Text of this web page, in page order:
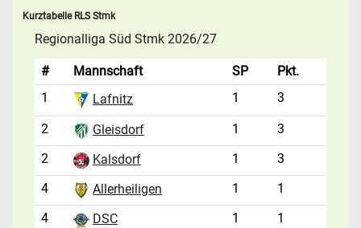
Kurztabelle RLS Stmk
Regionalliga Süd Stmk 2026/27
# Mannschaft SP
Pkt.
1
Lafnitz 1 3
2 Gleisdorf 1
3
2
Kalsdorf 1
3
4
Allerheiligen 1
1
4
DSC 1 1